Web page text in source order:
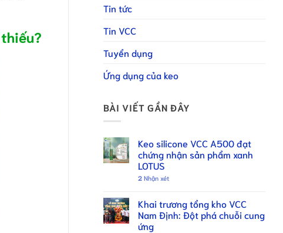
Tin tức
Tin VCC
Tuyển dụng
Ứng dụng của keo
BÀI VIẾT GẦN ĐÂY
Keo silicone VCC A500 đạt
chứng nhận sản phẩm xanh
LOTUS
2 Nhận xét
Khai trương tổng kho VCC
Nam Định: Đột phá chuỗi cung
ứng